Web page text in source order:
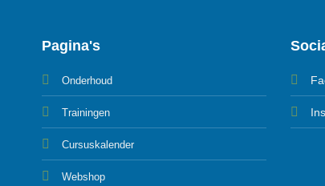
Pagina's
Onderhoud
Trainingen
Cursuskalender
Webshop